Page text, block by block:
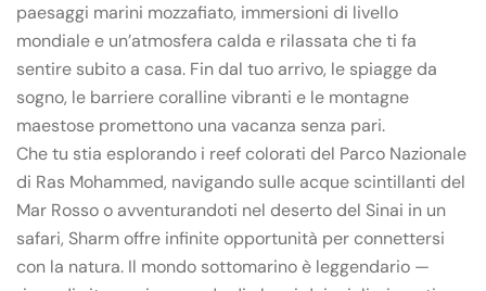
paesaggi marini mozzafiato, immersioni di livello
mondiale e un’atmosfera calda e rilassata che ti fa
sentire subito a casa. Fin dal tuo arrivo, le spiagge da
sogno, le barriere coralline vibranti e le montagne
maestose promettono una vacanza senza pari.
Che tu stia esplorando i reef colorati del Parco Nazionale
di Ras Mohammed, navigando sulle acque scintillanti del
Mar Rosso o avventurandoti nel deserto del Sinai in un
safari, Sharm offre infinite opportunità per connettersi
con la natura. Il mondo sottomarino è leggendario —